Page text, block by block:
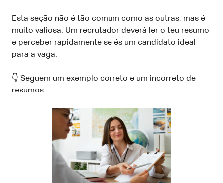
Esta seção não é tão comum como as outras, mas é
muito valiosa. Um recrutador deverá ler o teu resumo
e perceber rapidamente se és um candidato ideal
para a vaga.
👇 Seguem um exemplo correto e um incorreto de
resumos.